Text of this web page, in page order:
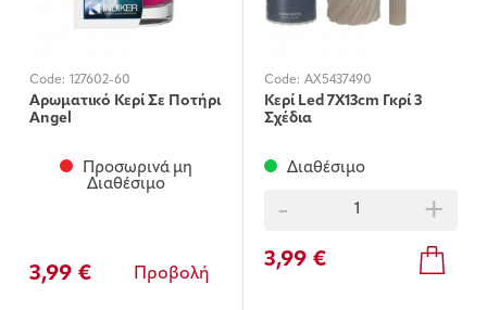
Code: 127602-60
Αρωματικό Κερί Σε Ποτήρι
Angel
Προσωρινά μη
Διαθέσιμο
3,99 € Προβολή
Code: AX5437490
Κερί Led 7X13cm Γκρί 3
Σχέδια
Διαθέσιμο
- +
3,99 €